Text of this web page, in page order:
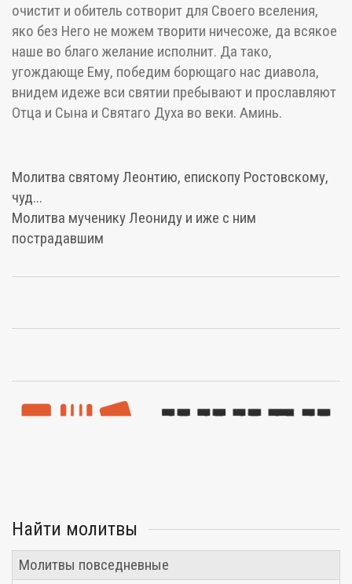
очистит и обитель сотворит для Своего вселения,
яко без Него не можем творити ничесоже, да всякое
наше во благо желание исполнит. Да тако,
угождающе Ему, победим борющаго нас диавола,
внидем идеже вси святии пребывают и прославляют
Отца и Сына и Святаго Духа во веки. Аминь.
Молитва святому Леонтию, епископу Ростовскому,
чуд...
Молитва мученику Леониду и иже с ним
пострадавшим
Найти молитвы
Молитвы повседневные